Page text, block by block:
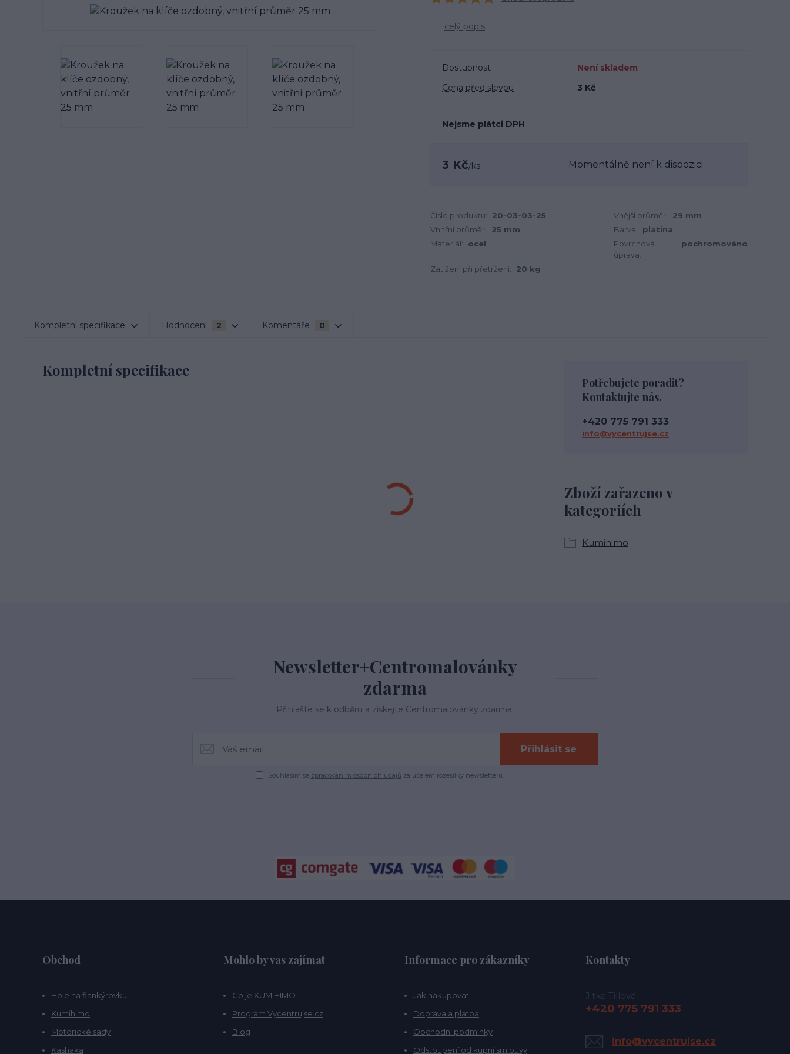
celý popis
Dostupnost
Není skladem
Cena před slevou
3 Kč
Nejsme plátci DPH
3 Kč/ks Momentálně není k dispozici
Číslo produktu: 20-03-03-25 Vnější průměr:
29 mm
Vnitřní průměr:
25 mm Barva:
platina
Materiál:
ocel
Povrchová
úprava:
pochromováno
Zatížení při přetržení: 20 kg
Kompletní specifikace Hodnocení 2 Komentáře 0
Kompletní specifikace
Zboží zařazeno v
kategoriích
Kumihimo
Potřebujete poradit?
Kontaktujte nás.
+420 775 791 333
info@vycentrujse.cz
Newsletter+Centromalovánky
zdarma
Přihlašte se k odběru a získejte Centromalovánky zdarma.
Přihlásit se
Souhlasím se zpracováním osobních údajů za účelem rozesílky newsletteru.
Obchod
Hole na flankýrovku
Kumihimo
Motorické sady
Kashaka
Mohlo by vas zajímat
Co je KUMIHIMO
Program Vycentrujse.cz
Blog
Informace pro zákazníky
Jak nakupovat
Doprava a platba
Obchodní podmínky
Odstoupení od kupní smlouvy
Kontakty
Jitka Tillová
+420 775 791 333
info@vycentrujse.cz